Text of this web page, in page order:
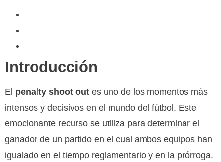
Introducción
El penalty shoot out es uno de los momentos más
intensos y decisivos en el mundo del fútbol. Este
emocionante recurso se utiliza para determinar el
ganador de un partido en el cual ambos equipos han
igualado en el tiempo reglamentario y en la prórroga.